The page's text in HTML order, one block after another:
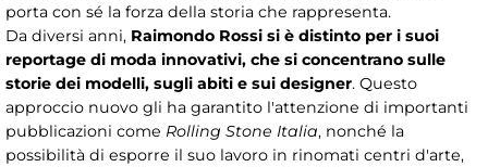
porta con sé la forza della storia che rappresenta.
Da diversi anni, Raimondo Rossi si è distinto per i suoi
reportage di moda innovativi, che si concentrano sulle
storie dei modelli, sugli abiti e sui designer. Questo
approccio nuovo gli ha garantito l'attenzione di importanti
pubblicazioni come Rolling Stone Italia, nonché la
possibilità di esporre il suo lavoro in rinomati centri d'arte,